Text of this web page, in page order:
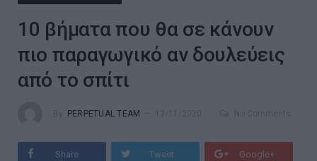
10 βήματα που θα σε κάνουν
πιο παραγωγικό αν δουλεύεις
από το σπίτι
PERPETUAL TEAM
Share Tweet Google+